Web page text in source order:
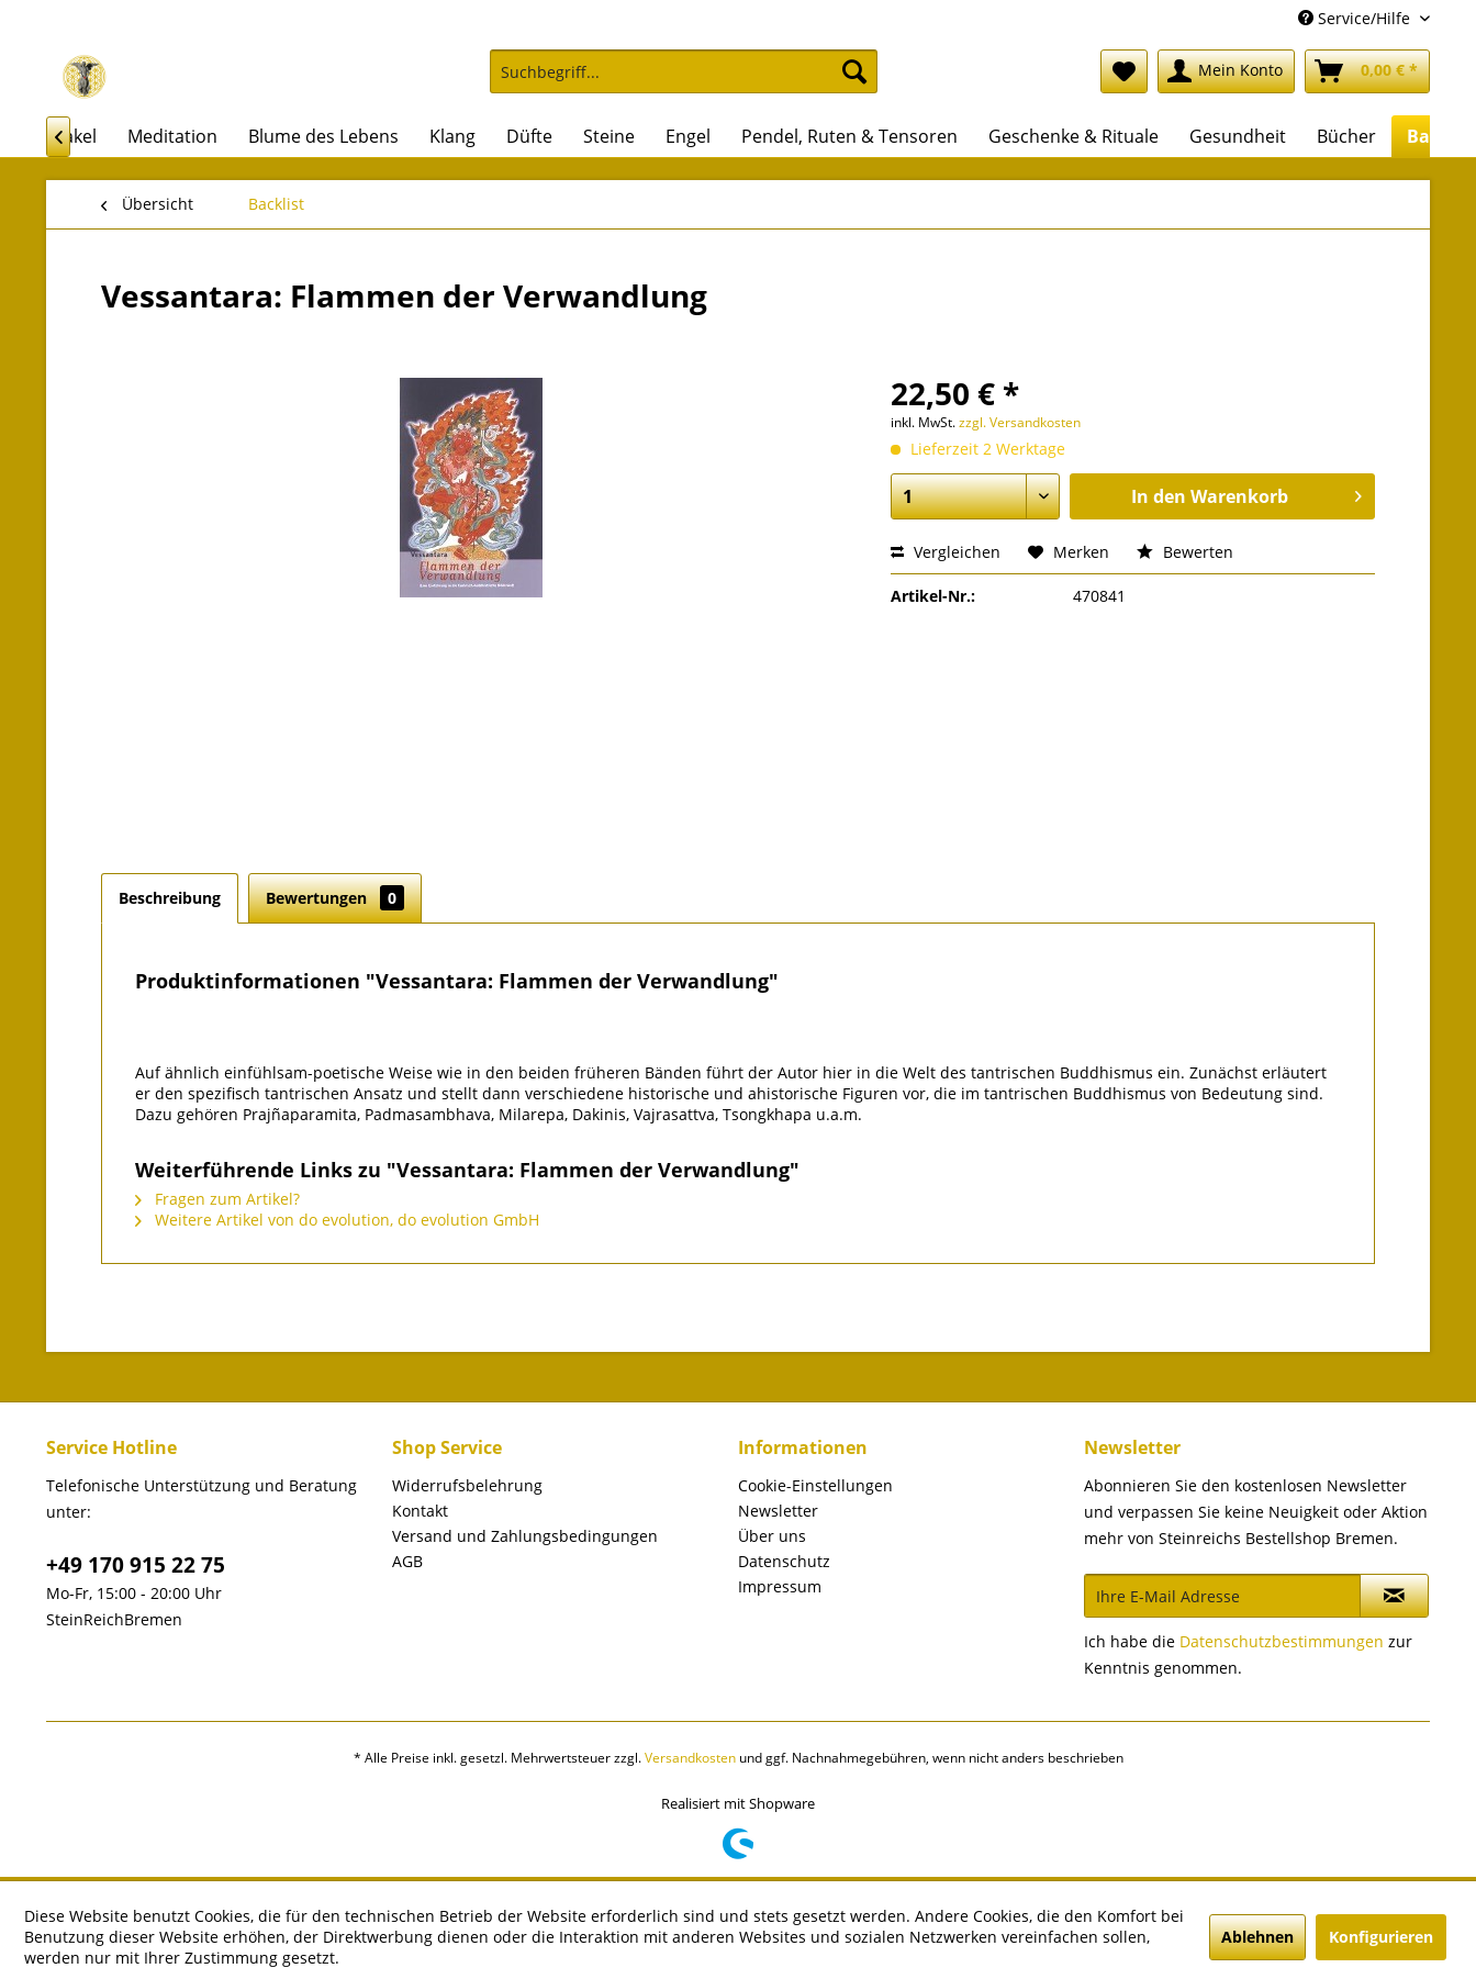
Service/Hilfe
Mein Konto 0,00 € *
& Orakel Meditation Blume des Lebens Klang Düfte Steine Engel Pendel, Ruten & Tensoren Geschenke & Rituale Gesundheit Bücher Backlist

Übersicht Backlist
Vessantara: Flammen der Verwandlung
22,50 € *
inkl. MwSt.zzgl. Versandkosten
Lieferzeit 2 Werktage
In den Warenkorb
Vergleichen Merken Bewerten
Artikel-Nr.: 470841
Beschreibung Bewertungen 0
Produktinformationen "Vessantara: Flammen der Verwandlung"
Auf ähnlich einfühlsam-poetische Weise wie in den beiden früheren Bänden führt der Autor hier in die Welt des tantrischen Buddhismus ein. Zunächst erläutert
er den spezifisch tantrischen Ansatz und stellt dann verschiedene historische und ahistorische Figuren vor, die im tantrischen Buddhismus von Bedeutung sind.
Dazu gehören Prajñaparamita, Padmasambhava, Milarepa, Dakinis, Vajrasattva, Tsongkhapa u.a.m.
Weiterführende Links zu "Vessantara: Flammen der Verwandlung"
Fragen zum Artikel?
Weitere Artikel von do evolution, do evolution GmbH
Service Hotline
Telefonische Unterstützung und Beratung
unter:
+49 170 915 22 75
Mo-Fr, 15:00 - 20:00 Uhr
SteinReichBremen
Shop Service
Widerrufsbelehrung
Kontakt
Versand und Zahlungsbedingungen
AGB
Informationen
Cookie-Einstellungen
Newsletter
Über uns
Datenschutz
Impressum
Newsletter
Abonnieren Sie den kostenlosen Newsletter
und verpassen Sie keine Neuigkeit oder Aktion
mehr von Steinreichs Bestellshop Bremen.
Ich habe die Datenschutzbestimmungen zur
Kenntnis genommen.
* Alle Preise inkl. gesetzl. Mehrwertsteuer zzgl.Versandkostenund ggf. Nachnahmegebühren, wenn nicht anders beschrieben
Realisiert mit Shopware
Diese Website benutzt Cookies, die für den technischen Betrieb der Website erforderlich sind und stets gesetzt werden. Andere Cookies, die den Komfort bei
Benutzung dieser Website erhöhen, der Direktwerbung dienen oder die Interaktion mit anderen Websites und sozialen Netzwerken vereinfachen sollen,
werden nur mit Ihrer Zustimmung gesetzt.
Ablehnen Konfigurieren